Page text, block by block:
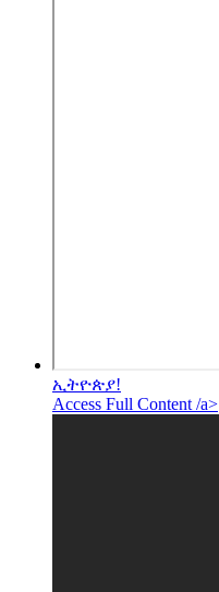
ኢትዮጵያ!
Access Full Content /a>